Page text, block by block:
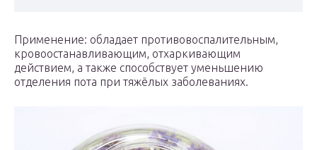
Применение: обладает противовоспалительным,
кровоостанавливающим, отхаркивающим
действием, а также способствует уменьшению
отделения пота при тяжёлых заболеваниях.